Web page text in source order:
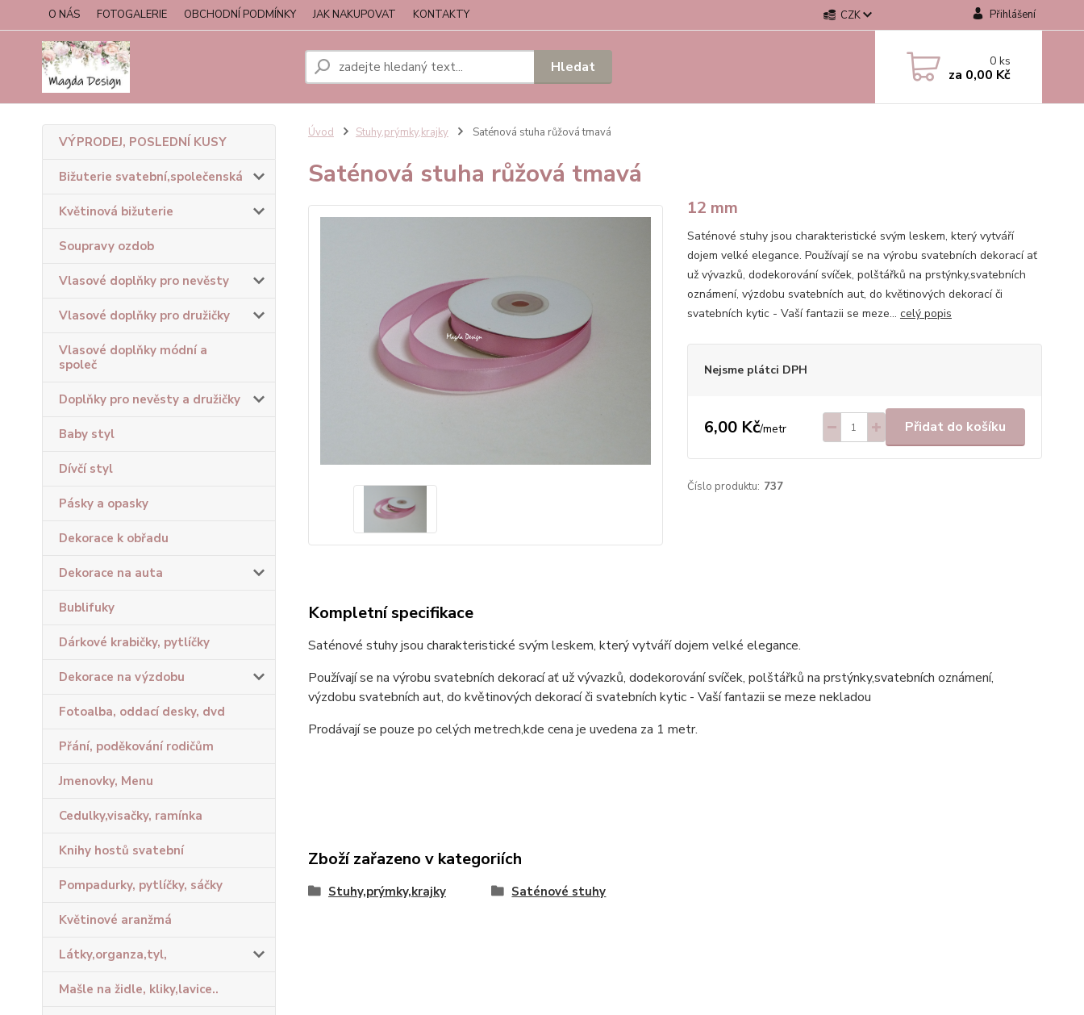
O NÁS FOTOGALERIE OBCHODNÍ PODMÍNKY JAK NAKUPOVAT KONTAKTY CZK Přihlášení
Hledat 0ks
za 0,00 Kč
VÝPRODEJ, POSLEDNÍ KUSY
Bižuterie svatební,společenská
Květinová bižuterie
Soupravy ozdob
Vlasové doplňky pro nevěsty
Vlasové doplňky pro družičky
Vlasové doplňky módní a
společ
Doplňky pro nevěsty a družičky
Baby styl
Dívčí styl
Pásky a opasky
Dekorace k obřadu
Dekorace na auta
Bublifuky
Dárkové krabičky, pytlíčky
Dekorace na výzdobu
Fotoalba, oddací desky, dvd
Přání, poděkování rodičům
Jmenovky, Menu
Cedulky,visačky, ramínka
Knihy hostů svatební
Pompadurky, pytlíčky, sáčky
Květinové aranžmá
Látky,organza,tyl,
Mašle na židle, kliky,lavice..
Úvod Stuhy,prýmky,krajky Saténová stuha růžová tmavá
Saténová stuha růžová tmavá
12 mm
Saténové stuhy jsou charakteristické svým leskem, který vytváří
dojem velké elegance. Používají se na výrobu svatebních dekorací ať
už vývazků, dodekorování svíček, polštářků na prstýnky,svatebních
oznámení, výzdobu svatebních aut, do květinových dekorací či
svatebních kytic - Vaší fantazii se meze... celý popis
Nejsme plátci DPH
6,00 Kč/metr Přidat do košíku
Číslo produktu: 737
Kompletní specifikace
Saténové stuhy jsou charakteristické svým leskem, který vytváří dojem velké elegance.
Používají se na výrobu svatebních dekorací ať už vývazků, dodekorování svíček, polštářků na prstýnky,svatebních oznámení,
výzdobu svatebních aut, do květinových dekorací či svatebních kytic - Vaší fantazii se meze nekladou
Prodávají se pouze po celých metrech,kde cena je uvedena za 1 metr.
Zboží zařazeno v kategoriích
Stuhy,prýmky,krajky Saténové stuhy